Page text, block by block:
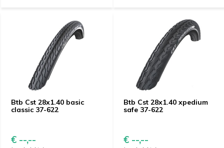
Btb Cst 28x1.40 basic
classic 37-622
€ --,--
Btb Cst 28x1.40 xpedium
safe 37-622
€ --,--